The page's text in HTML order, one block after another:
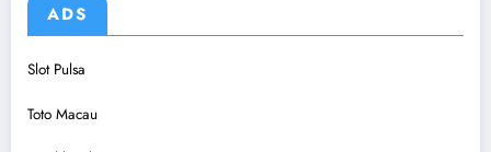
ADS
Slot Pulsa
Toto Macau